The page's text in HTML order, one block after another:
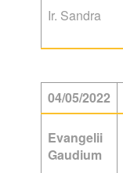
Ir. Sandra
04/05/2022
Evangelii
Gaudium